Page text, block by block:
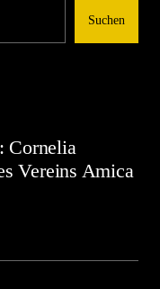
Suchen
Cornelia
Vereins Amica